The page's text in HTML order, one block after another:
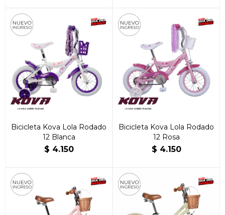
Bicicleta Kova Lola Rodado
12 Blanca
$ 4.150
Bicicleta Kova Lola Rodado
12 Rosa
$ 4.150